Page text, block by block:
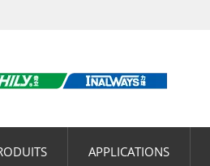
APPLICATIONS